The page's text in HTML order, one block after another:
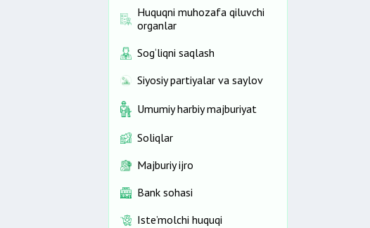
Huquqni muhozafa qiluvchi
organlar
Sog‘liqni saqlash
Siyosiy partiyalar va saylov
Umumiy harbiy majburiyat
Soliqlar
Majburiy ijro
Bank sohasi
Iste’molchi huquqi